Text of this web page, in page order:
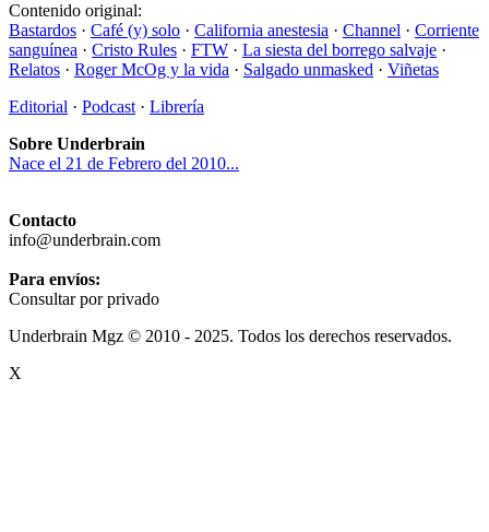
Contenido original:
Bastardos · Café (y) solo · California anestesia · Channel · Corriente
sanguínea · Cristo Rules · FTW · La siesta del borrego salvaje ·
Relatos · Roger McOg y la vida · Salgado unmasked · Viñetas
Editorial · Podcast · Librería
Sobre Underbrain
Nace el 21 de Febrero del 2010...
Contacto
info@underbrain.com
Para envíos:
Consultar por privado
Underbrain Mgz © 2010 - 2025. Todos los derechos reservados.
X